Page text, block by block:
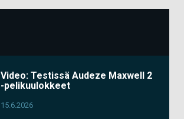
Video: Testissä Audeze Maxwell 2
-pelikuulokkeet
15.6.2026